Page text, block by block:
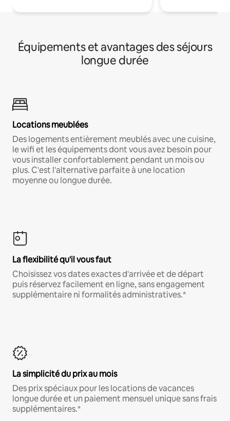
Équipements et avantages des séjours
longue durée
Locations meublées
Des logements entièrement meublés avec une cuisine,
le wifi et les équipements dont vous avez besoin pour
vous installer confortablement pendant un mois ou
plus. C'est l'alternative parfaite à une location
moyenne ou longue durée.
La flexibilité qu'il vous faut
Choisissez vos dates exactes d'arrivée et de départ
puis réservez facilement en ligne, sans engagement
supplémentaire ni formalités administratives.*
La simplicité du prix au mois
Des prix spéciaux pour les locations de vacances
longue durée et un paiement mensuel unique sans frais
supplémentaires.*